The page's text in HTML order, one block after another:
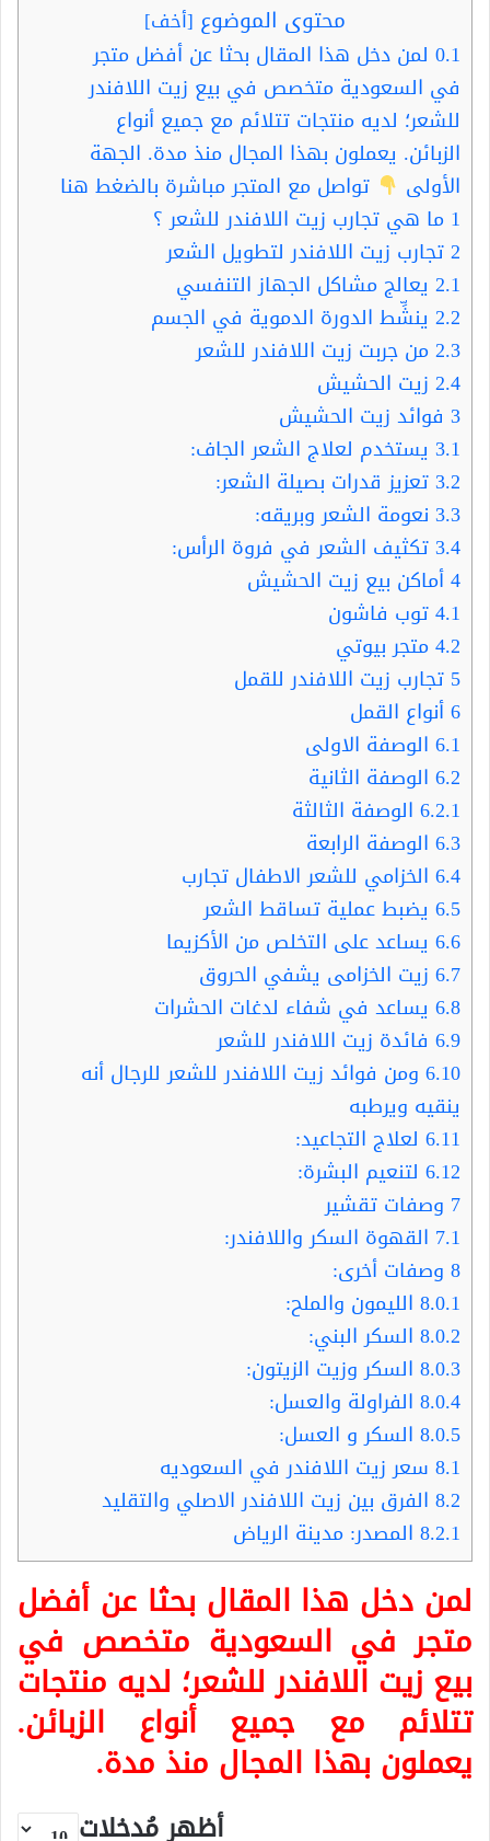
محتوى الموضوع [أخف]
0.1 لمن دخل هذا المقال بحثا عن أفضل متجر
في السعودية متخصص في بيع زيت اللافندر
للشعر؛ لديه منتجات تتلائم مع جميع أنواع
الزبائن. يعملون بهذا المجال منذ مدة. الجهة
الأولى
تواصل مع المتجر مباشرة بالضغط هنا
1 ما هي تجارب زيت اللافندر للشعر ؟
2تجارب زيت اللافندر لتطويل الشعر
2.1 يعالج مشاكل الجهاز التنفسي
2.2 ينشِّط الدورة الدموية في الجسم
2.3من جربت زيت اللافندر للشعر
2.4 زيت الحشيش
3 فوائد زيت الحشيش
3.1 يستخدم لعلاج الشعر الجاف:
3.2تعزيز قدرات بصيلة الشعر:
3.3 نعومة الشعر وبريقه:
3.4تكثيف الشعر في فروة الرأس:
4أماكن بيع زيت الحشيش
4.1توب فاشون
4.2متجر بيوتي
5 تجارب زيت اللافندر للقمل
6أنواع القمل
6.1 الوصفة الاولى
6.2 الوصفة الثانية
6.2.1 الوصفة الثالثة
6.3 الوصفة الرابعة
6.4 الخزامي للشعر الاطفال تجارب
6.5 يضبط عملية تساقط الشعر
6.6 يساعد على التخلص من الأكزيما
6.7 زيت الخزامى يشفي الحروق
6.8 يساعد في شفاء لدغات الحشرات
6.9 فائدة زيت اللافندر للشعر
6.10 ومن فوائد زيت اللافندر للشعر للرجال أنه
ينقيه ويرطبه
6.11 لعلاج التجاعيد:
6.12 لتنعيم البشرة:
7 وصفات تقشير
7.1 القهوة السكر واللافندر:
8 وصفات أخرى:
8.0.1 الليمون والملح:
8.0.2 السكر البني:
8.0.3 السكر وزيت الزيتون:
8.0.4 الفراولة والعسل:
8.0.5 السكر و العسل:
8.1 سعر زيت اللافندر في السعوديه
8.2 الفرق بين زيت اللافندر الاصلي والتقليد
8.2.1 المصدر: مدينة الرياض
لمن دخل هذا المقال بحثا عن أفضل
متجر في السعودية متخصص في
بيع زيت اللافندر للشعر؛ لديه منتجات
تتلائم مع جميع أنواع الزبائن.
يعملون بهذا المجال منذ مدة.
أظهر مُدخلات